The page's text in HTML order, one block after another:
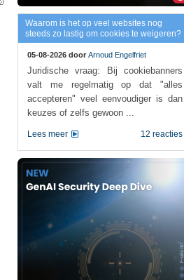
Waarom is het op veel websites nog
steeds zo lastig om cookies te weigeren?
05-08-2026 door Arnoud Engelfriet
Juridische vraag: Bij cookiebanners
valt me regelmatig op dat "alles
accepteren" veel eenvoudiger is dan
keuzes of zelfs gewoon ...
12 reacties
Lees meer